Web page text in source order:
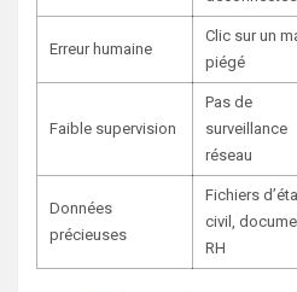
Erreur humaine
Clic sur un
piégé
Faible supervision
Pas de
surveillance
réseau
Données
précieuses
Fichiers
civil,
RH